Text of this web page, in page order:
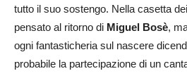
tutto il suo sostengo. Nella casetta
pensato al ritorno di Miguel Bosè,
ogni fantasticheria sul nascere
probabile la partecipazione di un